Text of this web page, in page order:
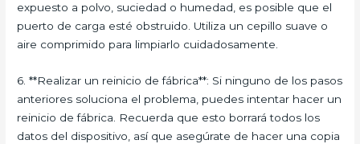
expuesto a polvo, suciedad o humedad, es posible que el
puerto de carga esté obstruido. Utiliza un cepillo suave o
aire comprimido para limpiarlo cuidadosamente.
6. **Realizar un reinicio de fábrica**: Si ninguno de los pasos
anteriores soluciona el problema, puedes intentar hacer un
reinicio de fábrica. Recuerda que esto borrará todos los
datos del dispositivo, así que asegúrate de hacer una copia